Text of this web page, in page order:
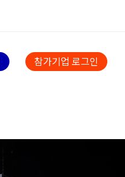
참가기업 로그인